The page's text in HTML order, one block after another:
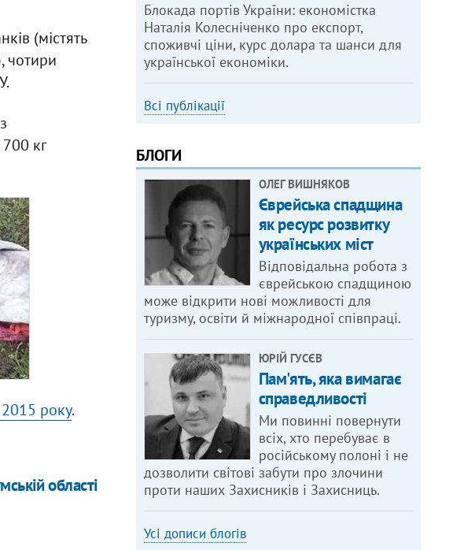
(містять
чотири
кг
року.
області
Блокада портів України: економістка
Наталія Колесніченко про експорт,
споживчі ціни, курс долара та шанси для
української економіки.
Всі публікації
БЛОГИ
ОЛЕГ ВИШНЯКОВ
Єврейська спадщина
як ресурс розвитку
українських міст
Відповідальна робота з
єврейською спадщиною
може відкрити нові можливості для
туризму, освіти й міжнародної співпраці.
ЮРІЙ ГУСЄВ
Пам'ять, яка вимагає
справедливості
Ми повинні повернути
всіх, хто перебуває в
російському полоні і не
дозволити світові забути про злочини
проти наших Захисників і Захисниць.
Усі дописи блогів